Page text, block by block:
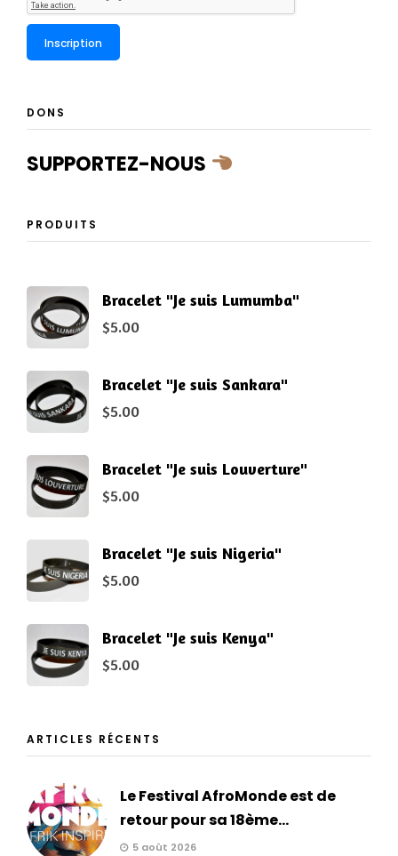
DONS
SUPPORTEZ-NOUS
PRODUITS
Bracelet "Je suis Lumumba"
$5.00
Bracelet "Je suis Sankara"
$5.00
Bracelet "Je suis Louverture"
$5.00
Bracelet "Je suis Nigeria"
$5.00
Bracelet "Je suis Kenya"
$5.00
ARTICLES RÉCENTS
Le Festival AfroMonde est de
retour pour sa 18ème...
5 août 2026